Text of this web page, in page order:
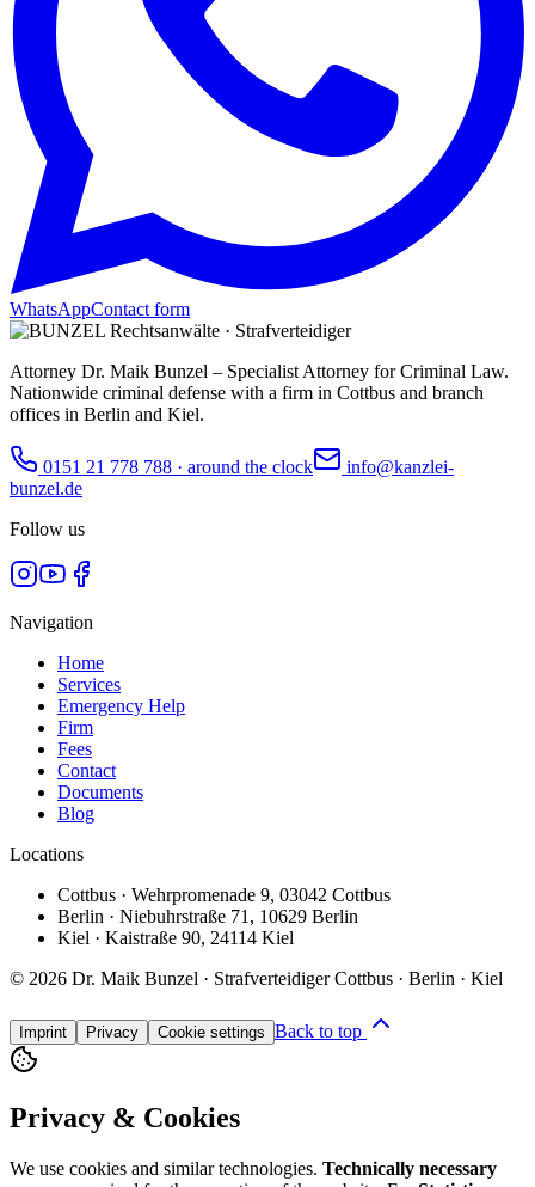
WhatsAppContact form
Attorney Dr. Maik Bunzel – Specialist Attorney for Criminal Law.
Nationwide criminal defense with a firm in Cottbus and branch
offices in Berlin and Kiel.
0151 21 778 788 · around the clock
info@kanzlei-
bunzel.de
Follow us
Navigation
Home
Services
Emergency Help
Firm
Fees
Contact
Documents
Blog
Locations
Cottbus · Wehrpromenade 9, 03042 Cottbus
Berlin · Niebuhrstraße 71 , 10629 Berlin
Kiel · Kaistraße 90, 24114 Kiel
© 2026 Dr. Maik Bunzel · Strafverteidiger Cottbus · Berlin · Kiel
Imprint Privacy Cookie settings Back to top
Privacy & Cookies
We use cookies and similar technologies. Technically necessary